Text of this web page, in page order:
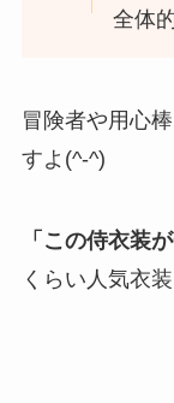
全体
冒険者や用心
すよ(^-^)
「この侍衣装
くらい人気衣